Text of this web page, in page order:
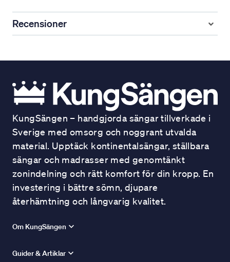
Recensioner
KungSängen – handgjorda sängar tillverkade i
Sverige med omsorg och noggrant utvalda
material. Upptäck kontinentalsängar, ställbara
sängar och madrasser med genomtänkt
zonindelning och rätt komfort för din kropp. En
investering i bättre sömn, djupare
återhämtning och långvarig kvalitet.
Om KungSängen
Guider & Artiklar